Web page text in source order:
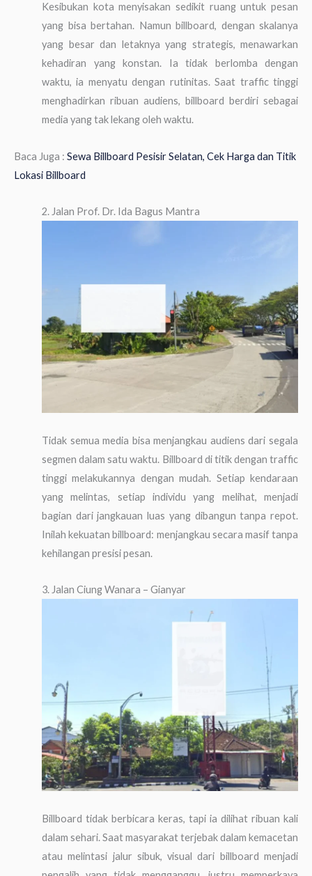
Kesibukan kota menyisakan sedikit ruang untuk pesan
yang bisa bertahan. Namun billboard, dengan skalanya
yang besar dan letaknya yang strategis, menawarkan
kehadiran yang konstan. Ia tidak berlomba dengan
waktu, ia menyatu dengan rutinitas. Saat traffic tinggi
menghadirkan ribuan audiens, billboard berdiri sebagai
media yang tak lekang oleh waktu.
Baca Juga : Sewa Billboard Pesisir Selatan, Cek Harga dan Titik
Lokasi Billboard
2. Jalan Prof. Dr. Ida Bagus Mantra
Tidak semua media bisa menjangkau audiens dari segala
segmen dalam satu waktu. Billboard di titik dengan traffic
tinggi melakukannya dengan mudah. Setiap kendaraan
yang melintas, setiap individu yang melihat, menjadi
bagian dari jangkauan luas yang dibangun tanpa repot.
Inilah kekuatan billboard: menjangkau secara masif tanpa
kehilangan presisi pesan.
3. Jalan Ciung Wanara – Gianyar
Billboard tidak berbicara keras, tapi ia dilihat ribuan kali
dalam sehari. Saat masyarakat terjebak dalam kemacetan
atau melintasi jalur sibuk, visual dari billboard menjadi